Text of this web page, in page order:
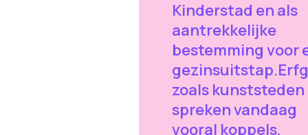
Kinderstad en als
aantrekkelijke
bestemming voor
zoals kunststeden
spreken vandaag
vooral koppels,